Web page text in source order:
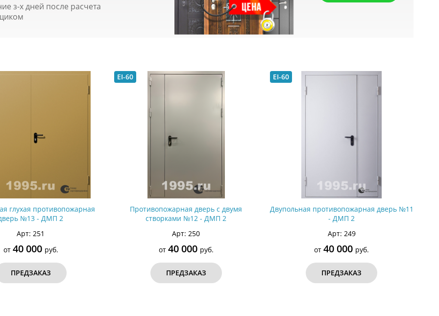
з-х дней после расчета
глухая противопожарная
№13 - ДМП 2
Арт: 251
от 40 000 руб.
ПРЕДЗАКАЗ
EI-60
Противопожарная дверь с двумя
створками №12 - ДМП 2
Арт: 250
от 40 000 руб.
ПРЕДЗАКАЗ
EI-60
Двупольная противопожарная дверь №11
- ДМП 2
Арт: 249
от40 000 руб.
ПРЕДЗАКАЗ